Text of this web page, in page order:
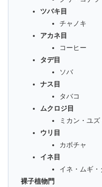
ツバキ目
チャノキ
アカネ目
コーヒー
タデ目
ソバ
ナス目
タバコ
ムクロジ目
ミカン・ユ
ウリ目
カボチャ
イネ目
イネ・ムギ
裸子植物門